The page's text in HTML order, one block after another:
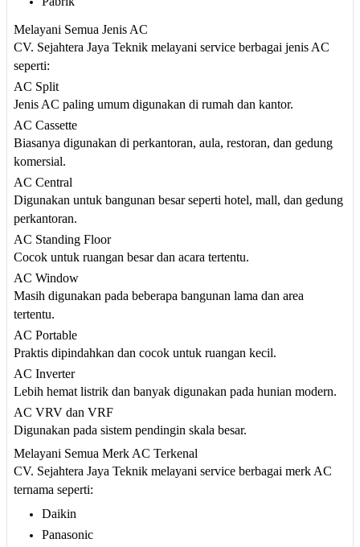
Melayani Semua Jenis AC
CV. Sejahtera Jaya Teknik melayani service berbagai jenis AC
seperti:
AC Split
Jenis AC paling umum digunakan di rumah dan kantor.
AC Cassette
Biasanya digunakan di perkantoran, aula, restoran, dan gedung
komersial.
AC Central
Digunakan untuk bangunan besar seperti hotel, mall, dan gedung
perkantoran.
AC Standing Floor
Cocok untuk ruangan besar dan acara tertentu.
AC Window
Masih digunakan pada beberapa bangunan lama dan area
tertentu.
AC Portable
Praktis dipindahkan dan cocok untuk ruangan kecil.
AC Inverter
Lebih hemat listrik dan banyak digunakan pada hunian modern.
AC VRV dan VRF
Digunakan pada sistem pendingin skala besar.
Melayani Semua Merk AC Terkenal
CV. Sejahtera Jaya Teknik melayani service berbagai merk AC
ternama seperti:
Daikin
Panasonic